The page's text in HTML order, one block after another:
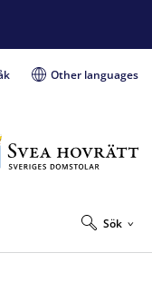
Other languages
Sök